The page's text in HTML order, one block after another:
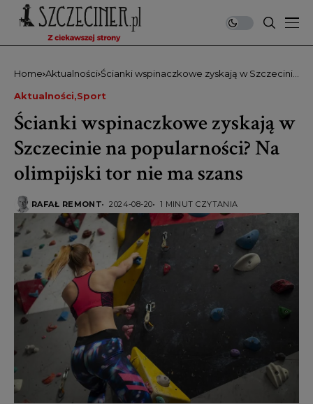
Home Aktualności Ścianki wspinaczkowe zyskają w Szczecinie
szans
Aktualności Sport
Ścianki wspinaczkowe zyskają w
Szczecinie na popularności? Na
olimpijski tor nie ma szans
RAFAŁ REMONT 2024-08-20 1 MINUT CZYTANIA